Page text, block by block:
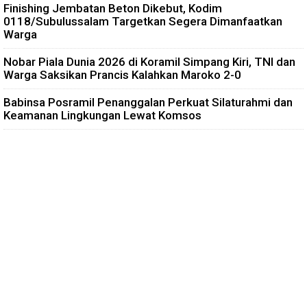
Finishing Jembatan Beton Dikebut, Kodim
0118/Subulussalam Targetkan Segera Dimanfaatkan
Warga
Nobar Piala Dunia 2026 di Koramil Simpang Kiri, TNI dan
Warga Saksikan Prancis Kalahkan Maroko 2-0
Babinsa Posramil Penanggalan Perkuat Silaturahmi dan
Keamanan Lingkungan Lewat Komsos